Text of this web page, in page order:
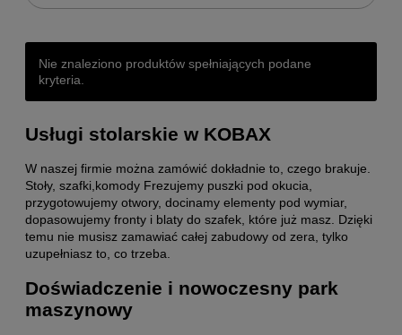
Nie znaleziono produktów spełniających podane
kryteria.
Usługi stolarskie w KOBAX
W naszej firmie można zamówić dokładnie to, czego brakuje.
Stoły, szafki komody Frezujemy puszki pod okucia,
przygotowujemy otwory, docinamy elementy pod wymiar,
dopasowujemy fronty i blaty do szafek, które już masz. Dzięki
temu nie musisz zamawiać całej zabudowy od zera, tylko
uzupełniasz to, co trzeba.
Doświadczenie i nowoczesny park
maszynowy